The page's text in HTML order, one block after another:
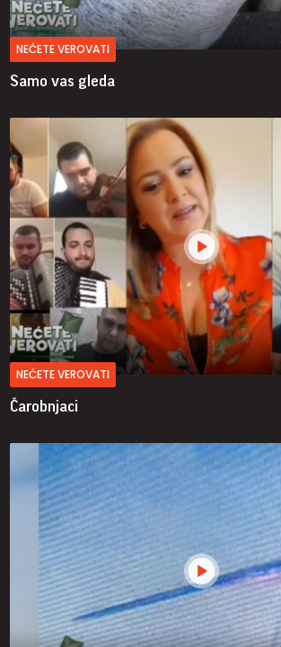
NEĆETE VEROVATI
Samo vas gleda
NEĆETE VEROVATI
Čarobnjaci